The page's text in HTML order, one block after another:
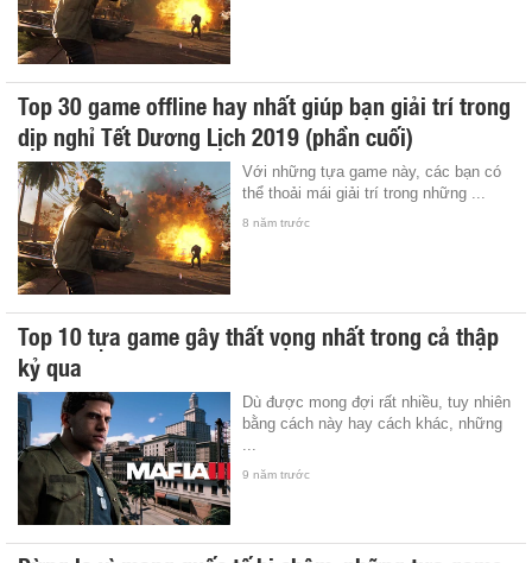
Top 30 game offline hay nhất giúp bạn giải trí trong
dịp nghỉ Tết Dương Lịch 2019 (phần cuối)
Với những tựa game này, các bạn có
thể thoải mái giải trí trong những ...
8 năm trước
Top 10 tựa game gây thất vọng nhất trong cả thập
kỷ qua
Dù được mong đợi rất nhiều, tuy nhiên
bằng cách này hay cách khác, những
9 năm trước